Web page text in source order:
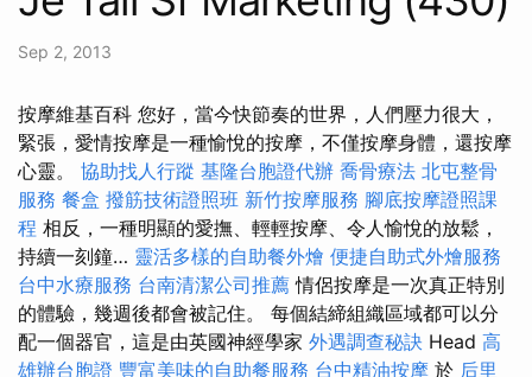
Sep 2, 2013
按摩維基百科 您好，當今快節奏的世界，人們壓力很大，
緊張，愛情按摩是一種愉悅的按摩，不僅按摩身體，還按摩
心靈。 協助找人行蹤 基隆台胞證代辦 喬骨療法 北屯整骨
服務 餐盒 撥筋技術證照班 新竹按摩服務 腳底按摩證照課
程 相反，一種明顯的愛撫、輕輕按摩、令人愉悅的放鬆，
持續一刻鐘… 靈活多樣的自助餐外燴 便捷自助式外燴服務
台中水療服務 台南清潔公司推薦 情侶按摩是一次真正特別
的體驗，幾週後都會被記住。 每個結締組織區域都可以分
配一個器官，這是由英國神經學家 外遇調查秘訣 Head 高
雄辦台胞證 豐富美味的自助餐服務 台中精油按摩 於 后里